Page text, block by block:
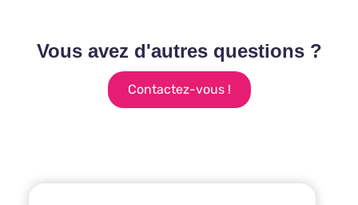
Vous avez d'autres questions ?
Contactez-vous !